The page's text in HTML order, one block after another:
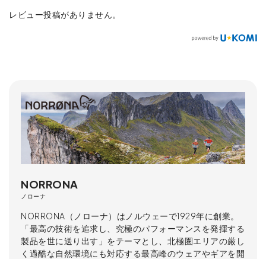
レビュー投稿がありません。
NORRONA
ノローナ
NORRONA（ノローナ）はノルウェーで1929年に創業。
「最高の技術を追求し、究極のパフォーマンスを発揮する
製品を世に送り出す」をテーマとし、北極圏エリアの厳し
く過酷な自然環境にも対応する最高峰のウェアやギアを開